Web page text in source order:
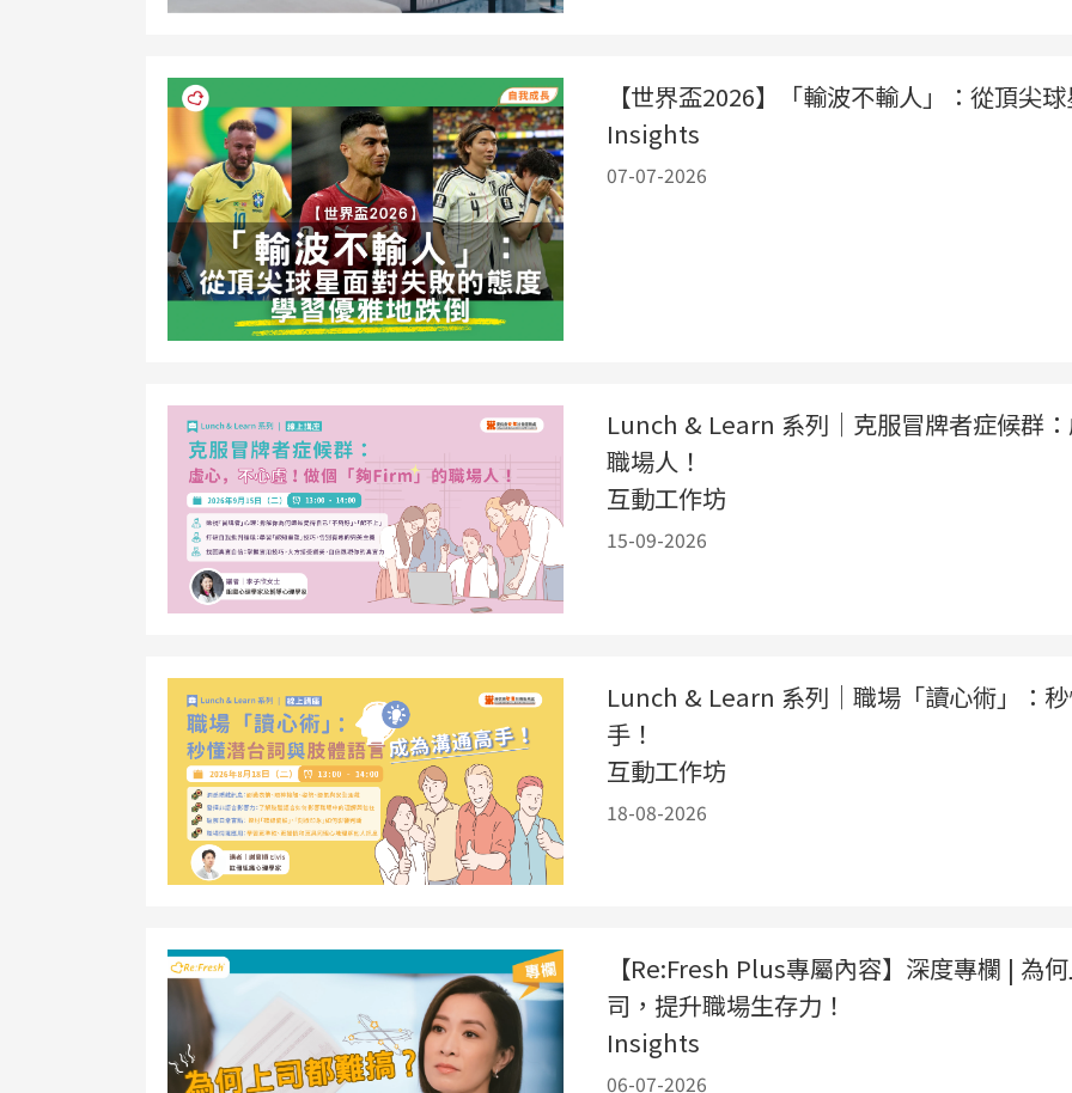
【世界盃2026】「輸波不輸人」：從頂尖
Insights
07-07-2026
Lunch & Learn 系列｜克服冒牌者症候群
職場人！
互動工作坊
15-09-2026
Lunch & Learn 系列｜職場「讀心術」：
手！
互動工作坊
18-08-2026
【Re:Fresh Plus專屬內容】深度專欄 | 為
司，提升職場生存力！
Insights
06-07-2026